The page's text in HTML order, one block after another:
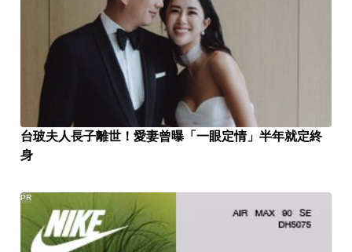
台玻夫人長子離世！愛妻曾曝「一眼定情」半年就定終
身
PR